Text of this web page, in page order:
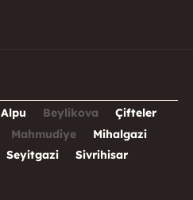
Alpu Beylikova
Çifteler
Mahmudiye
Mihalgazi
Seyitgazi Sivrihisar